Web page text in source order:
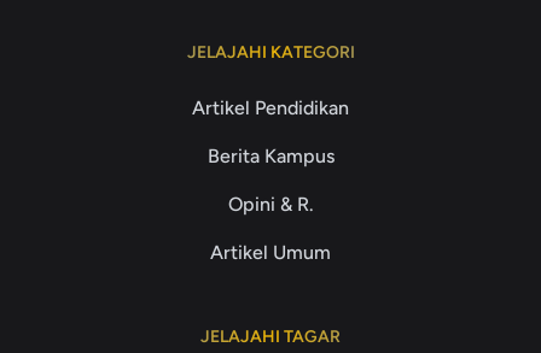
JELAJAHI KATEGORI
Artikel Pendidikan
Berita Kampus
Opini & R.
Artikel Umum
JELAJAHI TAGAR